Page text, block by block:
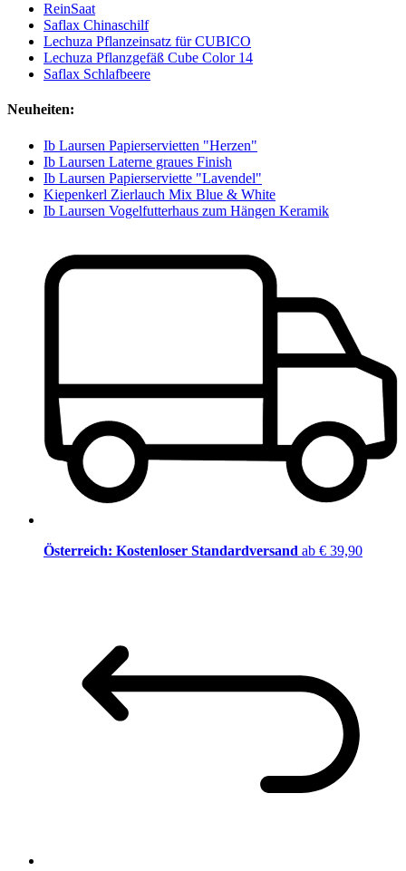
ReinSaat
Saflax Chinaschilf
Lechuza Pflanzeinsatz für CUBICO
Lechuza Pflanzgefäß Cube Color 14
Saflax Schlafbeere
Neuheiten:
Ib Laursen Papierservietten "Herzen"
Ib Laursen Laterne graues Finish
Ib Laursen Papierserviette "Lavendel"
Kiepenkerl Zierlauch Mix Blue & White
Ib Laursen Vogelfutterhaus zum Hängen Keramik
Österreich: Kostenloser Standardversand ab € 39,90